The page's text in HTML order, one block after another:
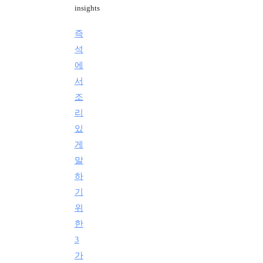
insights
즉
석
에
서
조
리
있
게
말
하
기
위
한
3
가